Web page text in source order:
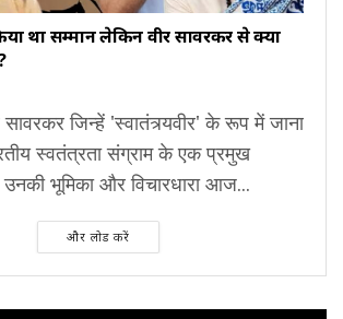
था सम्मान लेकिन वीर सावरकर से क्यों
सावरकर जिन्हें 'स्वातंत्र्यवीर' के रूप में जाना
स्वतंत्रता संग्राम के एक प्रमुख
भूमिका और विचारधारा आज...
और लोड करें